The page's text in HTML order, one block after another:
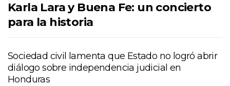
Karla Lara y Buena Fe: un concierto
para la historia
Sociedad civil lamenta que Estado no logró abrir
diálogo sobre independencia judicial en
Honduras